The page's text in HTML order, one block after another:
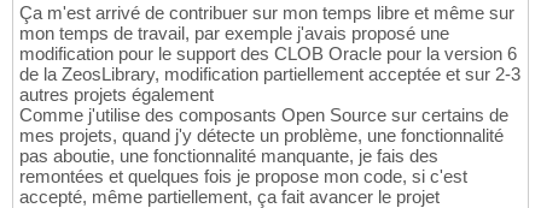
Ça m'est arrivé de contribuer sur mon temps libre et même sur
mon temps de travail, par exemple j'avais proposé une
modification pour le support des CLOB Oracle pour la version 6
de la ZeosLibrary, modification partiellement acceptée et sur 2-3
autres projets également
Comme j'utilise des composants Open Source sur certains de
mes projets, quand j'y détecte un problème, une fonctionnalité
pas aboutie, une fonctionnalité manquante, je fais des
remontées et quelques fois je propose mon code, si c'est
accepté, même partiellement, ça fait avancer le projet